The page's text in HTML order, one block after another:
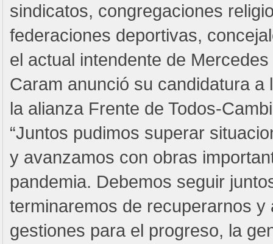
sindicatos, congregaciones
federaciones deportivas,
el actual intendente de Mercedes
Caram anunció su candidatura a
la alianza Frente de Todos-
“Juntos pudimos superar
y avanzamos con obras
pandemia. Debemos seguir
terminaremos de recuperarnos y
gestiones para el progreso, la